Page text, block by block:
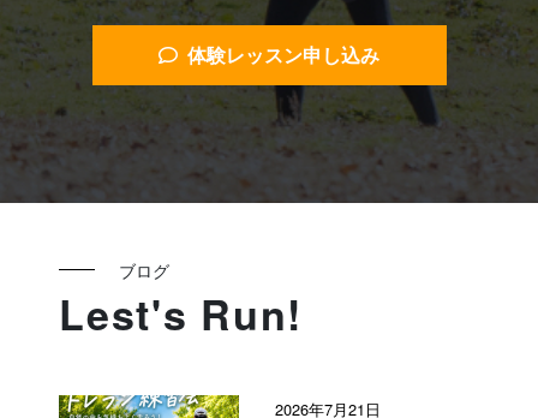
体験レッスン申し込み
ブログ
Lest's Run!
2026年7月21日